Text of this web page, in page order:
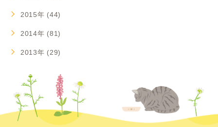
2015年 (44)
2014年 (81)
2013年 (29)